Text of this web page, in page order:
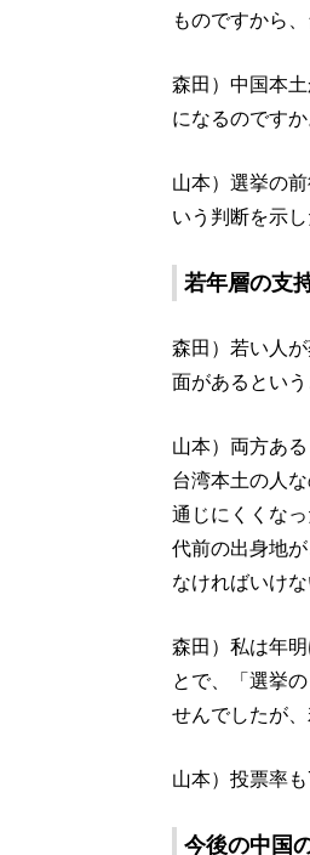
ものですから
森田）中国本
になるのですか
山本）選挙の
いう判断を示し
若年層の支
森田）若い人
面があるという
山本）両方あ
台湾本土の人
通じにくくな
代前の出身地
なければいけな
森田）私は年
とで、「選挙
せんでしたが
山本）投票率
今後の中国